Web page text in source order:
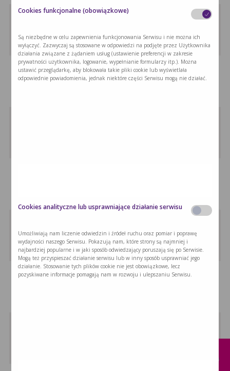
Jesienny koktajl
Ratatouille
Ratatouille to potrawa jarska, która wywodzi …
Tropikalne smoothie to świetna propozycja
orzeźwiająca, …
Pulpeciki jaglano-indycze z sosem …
Cookies funkcjonalne (obowiązkowe)
Są niezbędne w celu zapewnienia funkcjonowania Serwisu i nie można ich
wyłączyć. Zazwyczaj są stosowane w odpowiedzi na podjęte przez Użytkownika
działania związane z żądaniem usług (ustawienie preferencji w zakresie
prywatności użytkownika, logowanie, wypełnianie formularzy itp.). Można
ustawić przeglądarkę, aby blokowała takie pliki cookie lub wyświetlała
odpowiednie powiadomienia, jednak niektóre części Serwisu mogą nie działać.
Cookies analityczne lub usprawniające działanie serwisu
Umożliwiają nam liczenie odwiedzin i źródeł ruchu oraz pomiar i poprawę
wydajności naszego Serwisu. Pokazują nam, które strony są najmniej i
najbardziej popularne i w jaki sposób odwiedzający poruszają się po Serwisie.
Mogą też przyspieszać działanie serwisu lub w inny sposób usprawniać jego
działanie. Stosowanie tych plików cookie nie jest obowiązkowe, lecz
pozyskiwane informacje pomagają nam w rozwoju i ulepszaniu Serwisu.